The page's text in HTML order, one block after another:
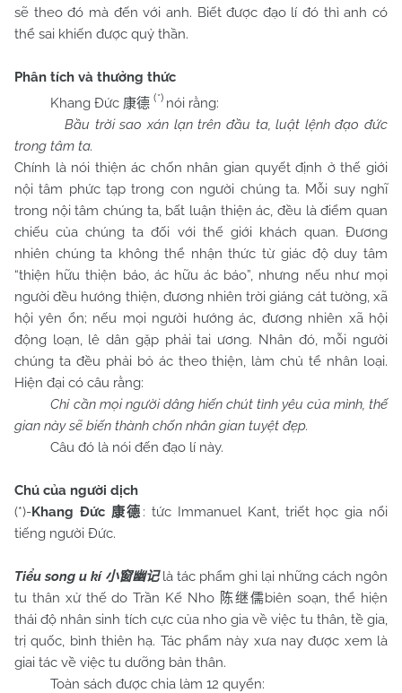
sẽ theo đó mà đến với anh. Biết được đạo lí đó thì anh có
thể sai khiến được quỷ thần.
Phân tích và thưởng thức
Khang Đức 康德 (*) nói rằng:
Bầu trời sao xán lạn trên đầu ta, luật lệnh đạo đức
trong tâm ta.
Chính là nói thiện ác chốn nhân gian quyết định ở thế giới
nội tâm phức tạp trong con người chúng ta. Mỗi suy nghĩ
trong nội tâm chúng ta, bất luận thiện ác, đều là điểm quan
chiếu của chúng ta đối với thế giới khách quan. Đương
nhiên chúng ta không thể nhận thức từ giác độ duy tâm
“thiện hữu thiện báo, ác hữu ác báo”, nhưng nếu như mọi
người đều hướng thiện, đương nhiên trời giáng cát tường, xã
hội yên ổn; nếu mọi người hướng ác, đương nhiên xã hội
động loạn, lê dân gặp phải tai ương. Nhân đó, mỗi người
chúng ta đều phải bỏ ác theo thiện, làm chủ tể nhân loại.
Hiện đại có câu rằng:
Chỉ cần mọi người dâng hiến chút tình yêu của mình, thế
gian này sẽ biến thành chốn nhân gian tuyệt đẹp.
Câu đó là nói đến đạo lí này.
Chú của người dịch
(*)-Khang Đức 康德 : tức Immanuel Kant, triết học gia nổi
tiếng người Đức.
Tiểu song u kí 小窗幽记là tác phẩm ghi lại những cách ngôn
tu thân xử thế do Trần Kế Nho 陈继儒biên soạn, thể hiện
thái độ nhân sinh tích cực của nho gia về việc tu thân, tề gia,
trị quốc, bình thiên hạ. Tác phẩm này xưa nay được xem là
giai tác về việc tu dưỡng bản thân.
Toàn sách được chia làm 12 quyển: